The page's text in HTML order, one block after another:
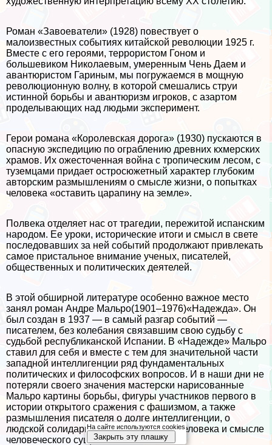
Роман «Завоеватели» (1928) повествует о
малоизвестных событиях китайской революции 1925 г.
Вместе с его героями, террористом Гоном и
большевиком Николаевым, умеренным Чень Даем и
авантюристом Гариным, мы погружаемся в мощную
революционную волну, в которой смешались струи
истинной борьбы и авантюризм игроков, с азapтом
проделывающих над людьми эксперимент.
Герои романа «Королевская дорога» (1930) пускаются в
опасную экспедицию по ограблению древних кхмерских
храмов. Их ожесточенная война с тропическим лесом, с
туземцами придает остросюжетный хаpaктер глубоким
авторским размышлениям о смысле жизни, о попытках
человека «оставить царапину на земле».
Полвека отделяет нас от трагедии, пережитой испанским
народом. Ее уроки, исторические итоги и смысл в свете
последовавших за ней событий продолжают привлекать
самое пристальное внимание ученых, писателей,
общественных и политических деятелей.
В этой обширной литературе особенно важное место
занял роман Андре Мальро(1901–1976)«Надежда». Он
был создан в 1937 — в самый разгар событий —
писателем, без колебания связавшим свою судьбу с
судьбой республиканской Испании. В «Надежде» Мальро
ставил для себя и вместе с тем для значительной части
западной интеллигенции ряд фундаментальных
политических и философских вопросов. И в наши дни не
потеряли своего значения мастерски нарисованные
Мальро картины борьбы, фигуры участников первого в
истории открытого сражения с фашизмом, а также
размышления писателя о долге интеллигенции, о
людской солидарности, о назначении человека и смысле
человеческого существования.
На сайте используются cookies
Закрыть эту плашку